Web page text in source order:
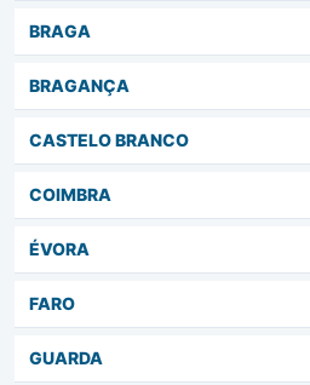
BRAGA
BRAGANÇA
CASTELO BRANCO
COIMBRA
ÉVORA
FARO
GUARDA